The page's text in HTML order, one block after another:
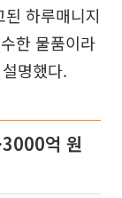
하루매니지
한 물품이라
명했다.
억 원